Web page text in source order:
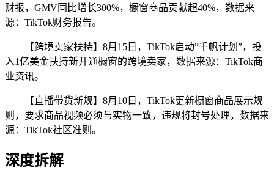
财报，GMV同比增长300%，橱窗商品贡献超40%，数据来
源：TikTok财务报告。
【跨境卖家扶持】8月15日，TikTok启动”千帆计划”，投
入1亿美金扶持新开通橱窗的跨境卖家，数据来源：TikTok商
业资讯。
【直播带货新规】8月10日，TikTok更新橱窗商品展示规
则，要求商品视频必须与实物一致，违规将封号处理，数据来
源：TikTok社区准则。
深度拆解